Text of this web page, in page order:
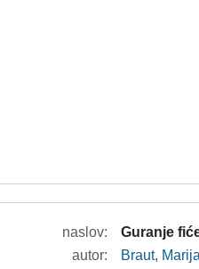
naslov:
Guranje
autor:
Braut, Marija